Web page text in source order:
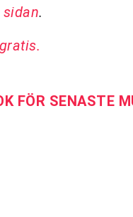
.
FÖR SENASTE